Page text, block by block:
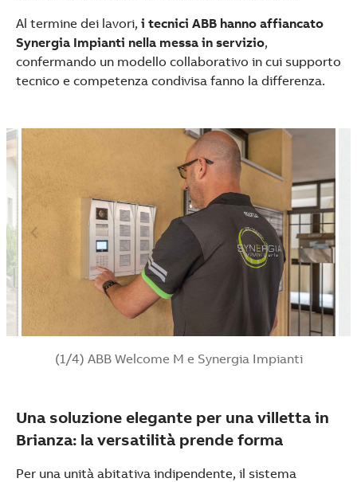
Al termine dei lavori, i tecnici ABB hanno affiancato
Synergia Impianti nella messa in servizio,
confermando un modello collaborativo in cui supporto
tecnico e competenza condivisa fanno la differenza.
(1/4) ABB Welcome M e Synergia Impianti
Una soluzione elegante per una villetta in
Brianza: la versatilità prende forma
Per una unità abitativa indipendente, il sistema